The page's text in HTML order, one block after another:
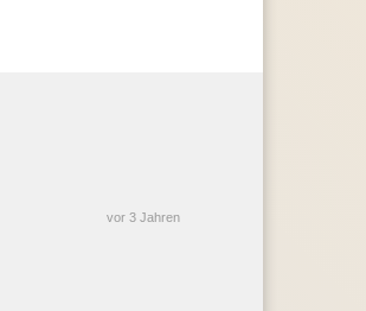
vor 3 Jahren